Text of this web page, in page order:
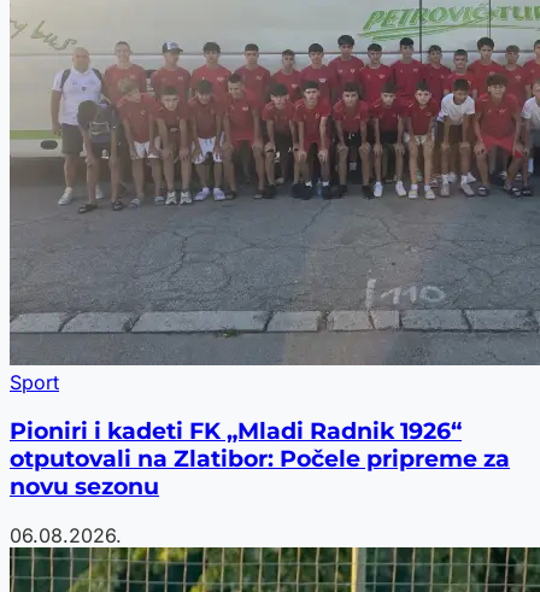
Sport
Pioniri i kadeti FK „Mladi Radnik 1926“
otputovali na Zlatibor: Počele pripreme za
novu sezonu
06.08.2026.